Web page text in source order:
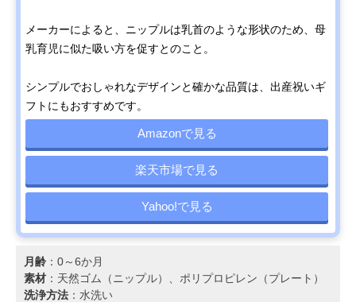
メーカーによると、ニップルは乳首のような形状のため、母
乳育児に似た吸い方を促すとのこと。
シンプルでおしゃれなデザインと確かな品質は、出産祝いギ
フトにもおすすめです。
Amazonで見る
楽天市場で見る
Yahoo!で見る
月齢 ：0～6か月
素材 ：天然ゴム（ニップル）、ポリプロピレン（プレート）
洗浄方法 ：水洗い